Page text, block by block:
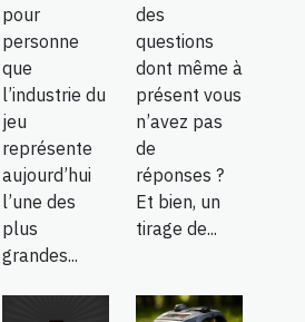
pour
personne
que
l’industrie du
jeu
représente
aujourd’hui
l’une des
plus
grandes...
des
questions
dont même à
présent vous
n’avez pas
de
réponses ?
Et bien, un
tirage de...